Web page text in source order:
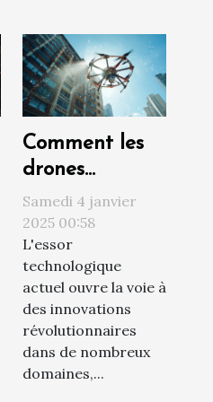
Comment les
drones
révolutionnent
le nettoyage
extérieur des
bâtiments
Samedi 4 janvier
2025 00:58
L'essor
technologique
actuel ouvre la voie à
des innovations
révolutionnaires
dans de nombreux
domaines,...